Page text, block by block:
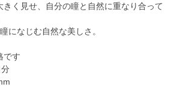
く見せ、自分の瞳と自然に重なり合って
になじむ自然な美しさ。
です